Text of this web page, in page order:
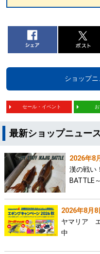
ショップ
セール・イベント
最新ショップニュー
2026年8
漢の戦い
BATTLE～
2026年8月8
ヤマリア
中